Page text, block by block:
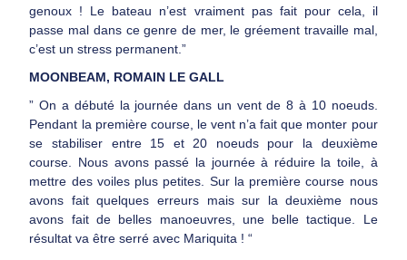
genoux ! Le bateau n’est vraiment pas fait pour cela, il
passe mal dans ce genre de mer, le gréement travaille mal,
c’est un stress permanent.”
MOONBEAM, ROMAIN LE GALL
” On a débuté la journée dans un vent de 8 à 10 noeuds.
Pendant la première course, le vent n’a fait que monter pour
se stabiliser entre 15 et 20 noeuds pour la deuxième
course. Nous avons passé la journée à réduire la toile, à
mettre des voiles plus petites. Sur la première course nous
avons fait quelques erreurs mais sur la deuxième nous
avons fait de belles manoeuvres, une belle tactique. Le
résultat va être serré avec Mariquita ! “